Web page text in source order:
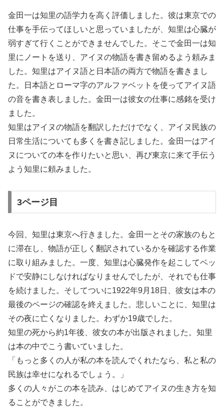
金田一は知里の語学力を高く評価しました。彼は東京での
仕事を手伝ってほしいと思っていましたが、知里は心臓が
弱すぎて行くことができませんでした。そこで金田一は知
里にノートを送り、アイヌの物語を書き留めるよう頼みま
した。知里はアイヌ語と日本語の両方で物語を書きまし
た。日本語とローマ字のアルファベットを使ってアイヌ語
の音を書き表しました。金田一は彼女の仕事に感銘を受け
ました。
知里はアイヌの物語を翻訳しただけでなく、アイヌ民族の
日常生活についても多くを書き記しました。金田一はアイ
ヌについての本を作りたいと思い、再び東京に来て手伝う
よう知里に頼みました。
3ページ目
今回、知里は東京へ行きました。金田一とその家族のもと
に滞在し、物語が正しく翻訳されているかを確認する作業
に取り組みました。一度、知里は心臓発作を起こしてベッ
ドで安静にしなければなりませんでしたが、それでも仕事
を続けました。そしてついに1922年9月18日、彼女は本の
最後のページの確認を終えました。悲しいことに、知里は
その夜に亡くなりました。わずか19歳でした。
知里の死から約1年後、彼女の本が出版されました。知里
は本の中でこう書いていました。
「もっと多くの人が私の本を読んでくれたなら、私と私の
民族は幸せになれるでしょう。」
多くの人々がこの本を読み、はじめてアイヌの生き方を知
ることができました。